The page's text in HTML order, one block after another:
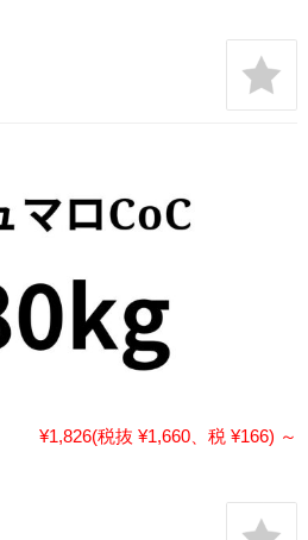
¥1,826(税抜 ¥1,660、税 ¥166) ～